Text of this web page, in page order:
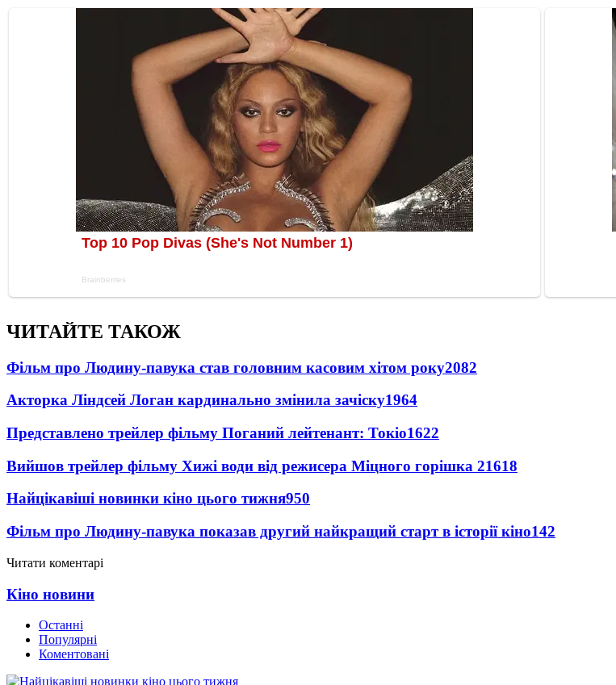
ЧИТАЙТЕ ТАКОЖ
Фільм про Людину-павука став головним касовим хітом року2082
Акторка Ліндсей Логан кардинально змінила зачіску1964
Представлено трейлер фільму Поганий лейтенант: Токіо1622
Вийшов трейлер фільму Хижі води від режисера Міцного горішка 21618
Найцікавіші новинки кіно цього тижня950
Фільм про Людину-павука показав другий найкращий старт в історії кіно142
Читати коментарі
Кіно новини
Останні
Популярні
Коментовані